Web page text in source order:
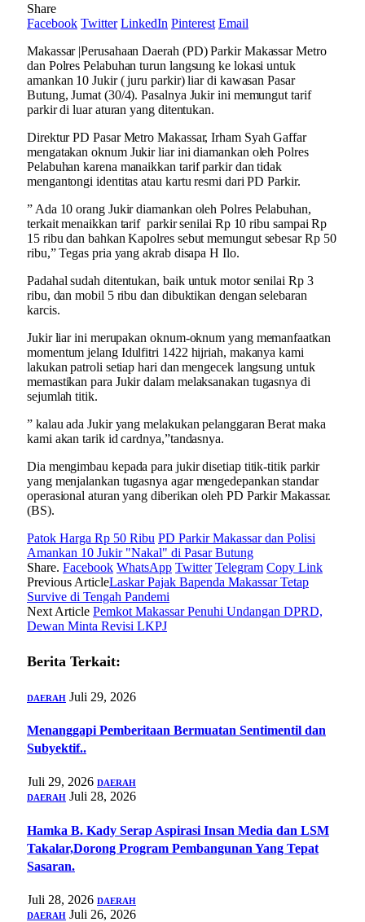
Share
Facebook Twitter LinkedIn Pinterest Email
Makassar |Perusahaan Daerah (PD) Parkir Makassar Metro
dan Polres Pelabuhan turun langsung ke lokasi untuk
amankan 10 Jukir ( juru parkir) liar di kawasan Pasar
Butung, Jumat (30/4). Pasalnya Jukir ini memungut tarif
parkir di luar aturan yang ditentukan.
Direktur PD Pasar Metro Makassar, Irham Syah Gaffar
mengatakan oknum Jukir liar ini diamankan oleh Polres
Pelabuhan karena manaikkan tarif parkir dan tidak
mengantongi identitas atau kartu resmi dari PD Parkir.
” Ada 10 orang Jukir diamankan oleh Polres Pelabuhan,
terkait menaikkan tarif parkir senilai Rp 10 ribu sampai Rp
15 ribu dan bahkan Kapolres sebut memungut sebesar Rp 50
ribu,” Tegas pria yang akrab disapa H Ilo.
Padahal sudah ditentukan, baik untuk motor senilai Rp 3
ribu, dan mobil 5 ribu dan dibuktikan dengan selebaran
karcis.
Jukir liar ini merupakan oknum-oknum yang memanfaatkan
momentum jelang Idulfitri 1422 hijriah, makanya kami
lakukan patroli setiap hari dan mengecek langsung untuk
memastikan para Jukir dalam melaksanakan tugasnya di
sejumlah titik.
” kalau ada Jukir yang melakukan pelanggaran Berat maka
kami akan tarik id cardnya,”tandasnya.
Dia mengimbau kepada para jukir disetiap titik-titik parkir
yang menjalankan tugasnya agar mengedepankan standar
operasional aturan yang diberikan oleh PD Parkir Makassar.
(BS).
Patok Harga Rp 50 Ribu PD Parkir Makassar dan Polisi
Amankan 10 Jukir "Nakal" di Pasar Butung
Share. Facebook WhatsApp Twitter Telegram Copy Link
Previous ArticleLaskar Pajak Bapenda Makassar Tetap
Survive di Tengah Pandemi
Next Article Pemkot Makassar Penuhi Undangan DPRD,
Dewan Minta Revisi LKPJ
Berita Terkait:
DAERAH Juli 29, 2026
Menanggapi Pemberitaan Bermuatan Sentimentil dan
Subyektif..
Juli 29, 2026 DAERAH
DAERAH Juli 28, 2026
Hamka B. Kady Serap Aspirasi Insan Media dan LSM
Takalar,Dorong Program Pembangunan Yang Tepat
Sasaran.
Juli 28, 2026 DAERAH
DAERAH Juli 26, 2026